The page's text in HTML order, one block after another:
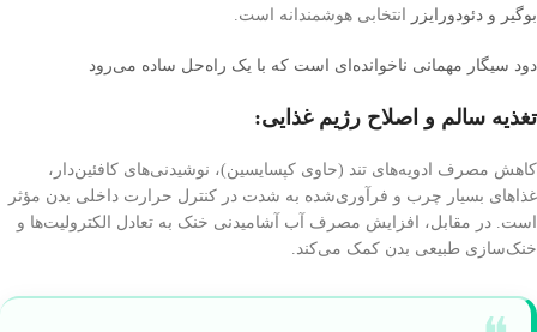
بوگیر و دئودورایزر
انتخابی هوشمندانه است.
دود سیگار مهمانی ناخوانده‌ای است که با یک راه‌حل ساده می‌رود
تغذیه سالم و اصلاح رژیم غذایی:
کاهش مصرف ادویه‌های تند (حاوی کپسایسین)، نوشیدنی‌های کافئین‌دار،
غذاهای بسیار چرب و فرآوری‌شده به شدت در کنترل حرارت داخلی بدن مؤثر
است. در مقابل، افزایش مصرف آب آشامیدنی خنک به تعادل الکترولیت‌ها و
خنک‌سازی طبیعی بدن کمک می‌کند.